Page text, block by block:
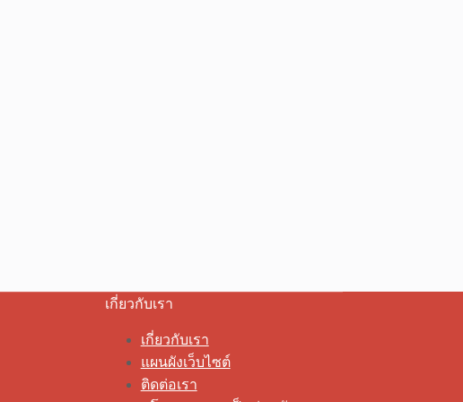
เกี่ยวกับเรา
เกี่ยวกับเรา
แผนผังเว็บไซต์
ติดต่อเรา